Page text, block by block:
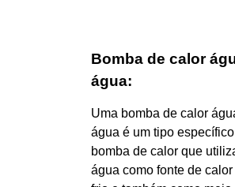
Bomba de calor
água:
Uma bomba de calor
água é um tipo
bomba de calor que
água como fonte de calor